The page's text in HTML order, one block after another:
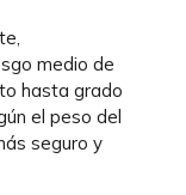
medio de
hasta grado
el peso del
seguro y